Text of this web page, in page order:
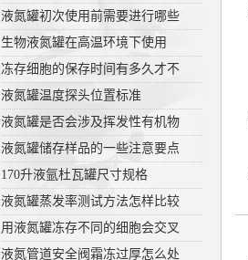
液氮罐初次使用前需要进行哪些
生物液氮罐在高温环境下使用
冻存细胞的保存时间有多久才不
液氮罐温度探头位置标准
液氮罐是否会涉及挥发性有机物
液氮罐储存样品的一些注意要点
170升液氩杜瓦罐尺寸规格
液氮罐蒸发率测试方法怎样比较
用液氮罐冻存不同的细胞会交叉
液氮管道安全阀霜冻过厚怎么处